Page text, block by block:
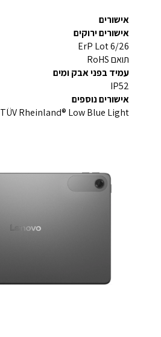
אישורים
אישורים ירוקים
ErP Lot 6/26
תואם RoHS
עמיד בפני אבק ומים
IP52
אישורים נוספים
TÜV Rheinland® Low Blue Light (פתרון חומרה)